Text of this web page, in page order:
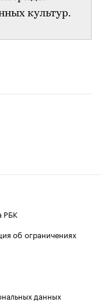
культур.
РБК
об ограничениях
данных